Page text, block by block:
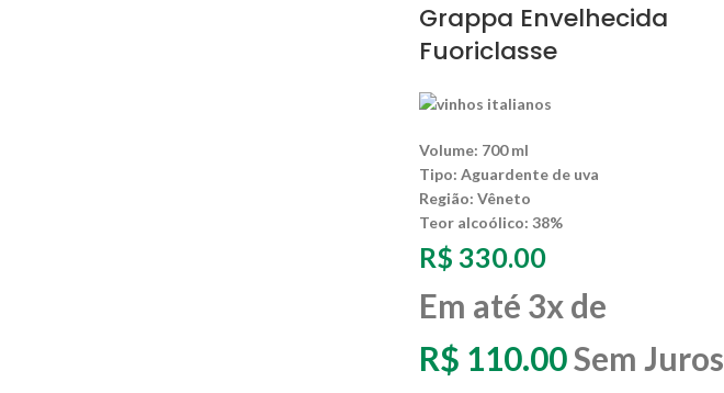
Grappa Envelhecida
Fuoriclasse
Volume: 700 ml
Tipo: Aguardente de uva
Região: Vêneto
Teor alcoólico: 38%
R$ 330.00
Em até 3x de
R$ 110.00Sem Juros